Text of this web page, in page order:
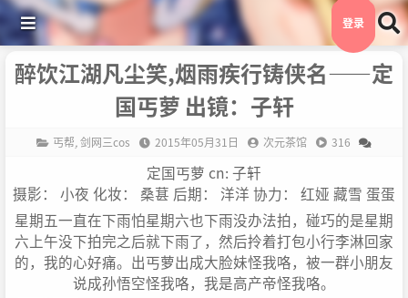
登录
醉饮江湖凡尘笑,烟雨疾行铸侠名——定
国丐萝 出镜：子轩
丐帮,剑网三cos 2015年05月31日 次元茶馆 316
定国丐萝 cn: 子轩
摄影： 小夜 化妆： 桑葚 后期： 洋洋 协力： 红娅 藏雪 蛋蛋
星期五一直在下雨怕星期六也下雨没办法拍，碰巧的是星期
六上午没下拍完之后就下雨了，然后拎着打包小行李淋回家
的，我的心好痛。出丐萝出成大脸妹怪我咯，被一群小朋友
说成孙悟空怪我咯，我是高产帝怪我咯。